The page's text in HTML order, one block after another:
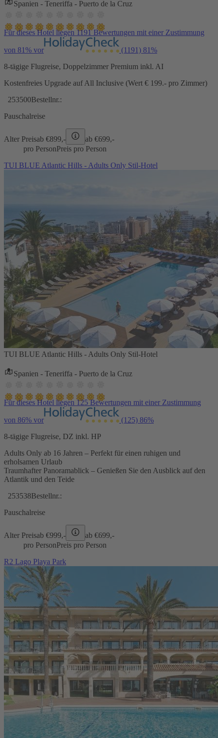
Spanien - Teneriffa - Puerto de la Cruz
Für dieses Hotel liegen 1191 Bewertungen mit einer Zustimmung
von 81% vor (1191) 81%
8-tägige Flugreise, Doppelzimmer Premium inkl. AI
Kostenfreies Upgrade auf All Inclusive (Wert € 199.- pro Zimmer)
253500Bestellnr.:
Pauschalreise
Alter Preisab €899,- ab €699,-
pro PersonPreis pro Person
TUI BLUE Atlantic Hills - Adults Only Stil-Hotel
TUI BLUE Atlantic Hills - Adults Only Stil-Hotel
Spanien - Teneriffa - Puerto de la Cruz
Für dieses Hotel liegen 125 Bewertungen mit einer Zustimmung
von 86% vor (125) 86%
8-tägige Flugreise, DZ inkl. HP
Adults Only ab 16 Jahren – Perfekt für einen ruhigen und
erholsamen Urlaub
Traumhafter Panoramablick – Genießen Sie den Ausblick auf den
Atlantik und den Teide
253538Bestellnr.:
Pauschalreise
Alter Preisab €999,- ab €699,-
pro PersonPreis pro Person
R2 Lago Playa Park